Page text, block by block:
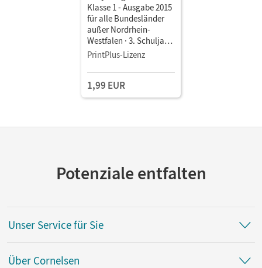
Klasse 1 - Ausgabe 2015
für alle Bundesländer
außer Nordrhein-
Westfalen · 3. Schuljahr
• Pupil's Book als E-
PrintPlus-Lizenz
1,99 EUR
Potenziale entfalten
Unser Service für Sie
Über Cornelsen